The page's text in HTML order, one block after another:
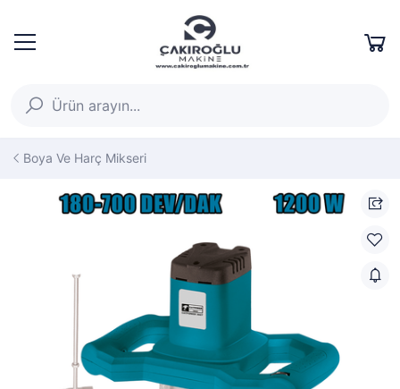
Boya Ve Harç Mikseri